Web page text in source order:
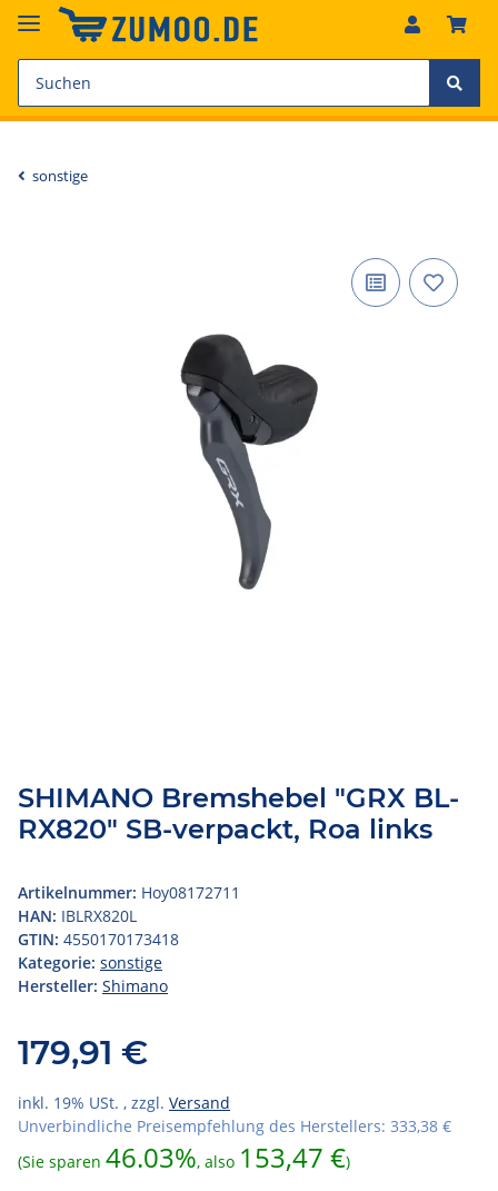
sonstige
SHIMANO Bremshebel "GRX BL-
RX820" SB-verpackt, Roa links
Artikelnummer: Hoy08172711
HAN: IBLRX820L
GTIN: 4550170173418
Kategorie: sonstige
Hersteller: Shimano
179,91 €
inkl. 19% USt. , zzgl. Versand
Unverbindliche Preisempfehlung des Herstellers: 333,38 €
(Sie sparen 46.03%, also 153,47 €)